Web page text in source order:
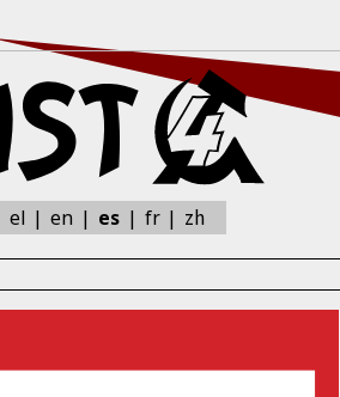
el en es fr zh